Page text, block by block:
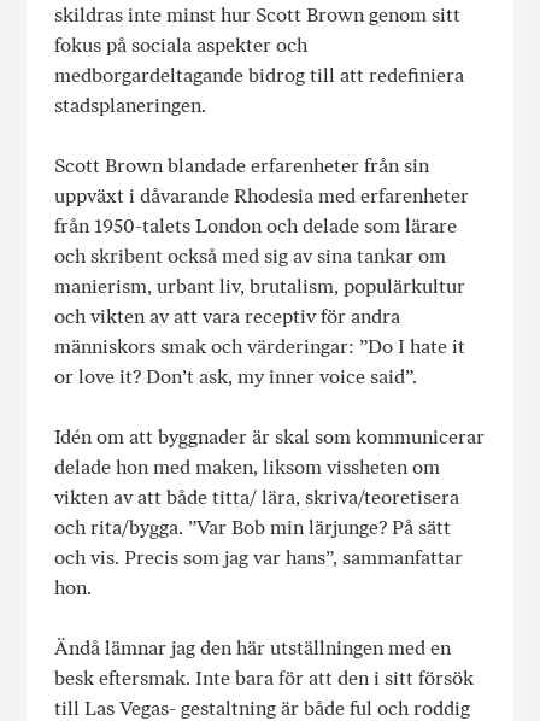
skildras inte minst hur Scott Brown genom sitt
fokus på sociala aspekter och
medborgardeltagande bidrog till att redefiniera
stadsplaneringen.
Scott Brown blandade erfarenheter från sin
uppväxt i dåvarande Rhodesia med erfarenheter
från 1950-talets London och delade som lärare
och skribent också med sig av sina tankar om
manierism, urbant liv, brutalism, populärkultur
och vikten av att vara receptiv för andra
människors smak och värderingar: ”Do I hate it
or love it? Don’t ask, my inner voice said”.
Idén om att byggnader är skal som kommunicerar
delade hon med maken, liksom vissheten om
vikten av att både titta/ lära, skriva/teoretisera
och rita/bygga. ”Var Bob min lärjunge? På sätt
och vis. Precis som jag var hans”, sammanfattar
hon.
Ändå lämnar jag den här utställningen med en
besk eftersmak. Inte bara för att den i sitt försök
till Las Vegas- gestaltning är både ful och roddig